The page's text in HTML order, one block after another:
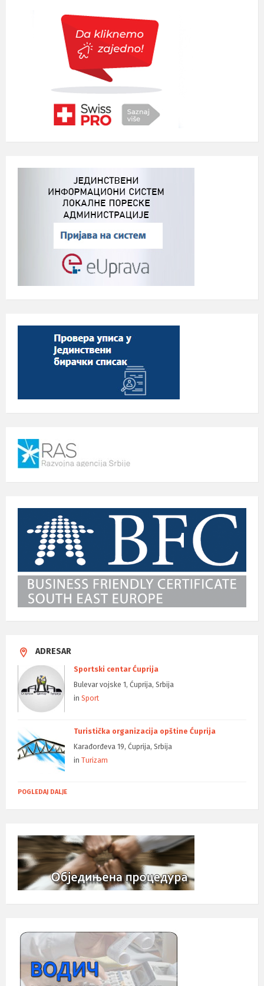
ADRESAR
Sportski centar Ćuprija
Bulevar vojske 1, Ćuprija, Srbija
in Sport
Turistička organizacija opštine Ćuprija
Karađorđeva 19, Ćuprija, Srbija
in Turizam
POGLEDAJ DALJE